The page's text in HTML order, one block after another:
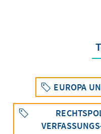
EUROPA